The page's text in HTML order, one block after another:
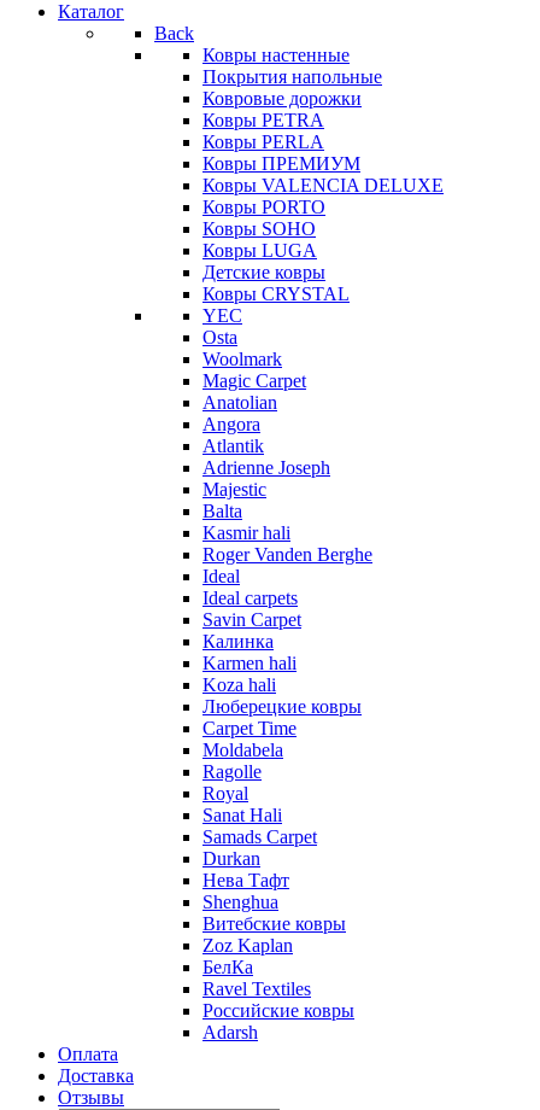
Каталог
Back
Ковры настенные
Покрытия напольные
Ковровые дорожки
Ковры PETRA
Ковры PERLA
Ковры ПРЕМИУМ
Ковры VALENCIA DELUXE
Ковры PORTO
Ковры SOHO
Ковры LUGA
Детские ковры
Ковры CRYSTAL
YEC
Osta
Woolmark
Magic Carpet
Anatolian
Angora
Atlantik
Adrienne Joseph
Majestic
Balta
Kasmir hali
Roger Vanden Berghe
Ideal
Ideal carpets
Savin Carpet
Калинка
Karmen hali
Koza hali
Люберецкие ковры
Carpet Time
Moldabela
Ragolle
Royal
Sanat Hali
Samads Carpet
Durkan
Нева Тафт
Shenghua
Витебские ковры
Zoz Kaplan
БелКа
Ravel Textiles
Российские ковры
Adarsh
Оплата
Доставка
Отзывы